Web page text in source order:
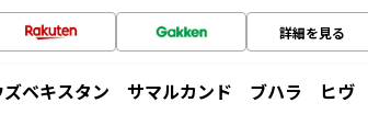
詳細を見る
ベキスタン サマルカンド ブハラ ヒヴ